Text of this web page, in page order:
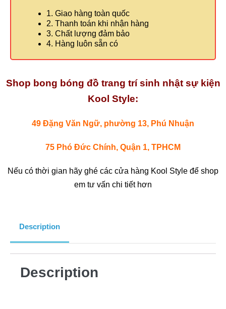
1. Giao hàng toàn quốc
2. Thanh toán khi nhận hàng
3. Chất lượng đảm bảo
4. Hàng luôn sẵn có
Shop bong bóng đồ trang trí sinh nhật sự kiện
Kool Style:
49 Đặng Văn Ngữ, phường 13, Phú Nhuận
75 Phó Đức Chính, Quận 1, TPHCM
Nếu có thời gian hãy ghé các cửa hàng Kool Style để shop
em tư vấn chi tiết hơn
Description
Description